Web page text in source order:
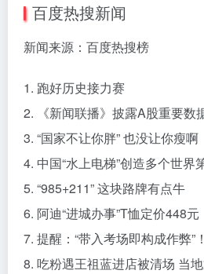
百度热搜新闻
新闻来源：百度热搜榜
1. 跑好历史接力赛
2. 《新闻联播》披露A股重要数
3. “国家不让你胖” 也没让你瘦啊
4. 中国“水上电梯”创造多个世界
5. “985+211” 这块路牌有点牛
6. 阿迪“进城办事”T恤定价448元
7. 提醒：“带入考场即构成作弊”！
8. 吃粉遇王祖蓝进店被清场 当